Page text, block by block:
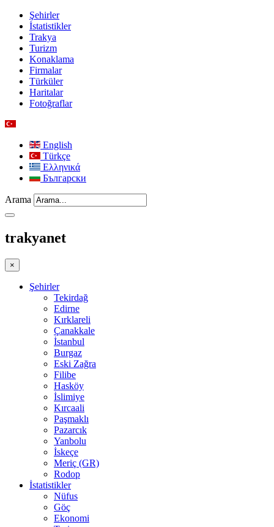
Şehirler
İstatistikler
Trakya
Turizm
Konaklama
Firmalar
Türküler
Haritalar
Fotoğraflar
English
Türkçe
Ελληνικά
Български
Arama
trakyanet
×
Şehirler
Tekirdağ
Edirne
Kırklareli
Çanakkale
İstanbul
Burgaz
Eski Zağra
Filibe
Hasköy
İslimiye
Kırcaali
Paşmaklı
Pazarcık
Yanbolu
İskeçe
Meriç (GR)
Rodop
İstatistikler
Nüfus
Göç
Ekonomi